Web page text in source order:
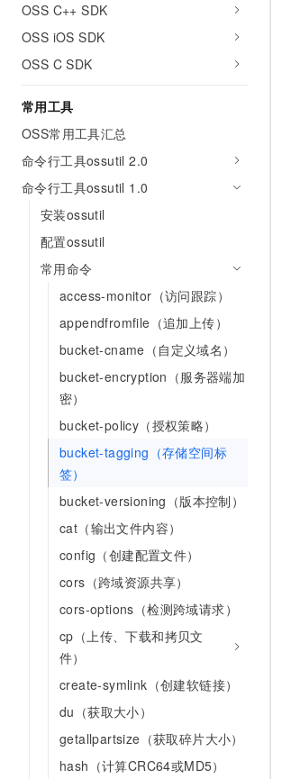
OSS C++ SDK
OSS iOS SDK
OSS C SDK
常用工具
OSS常用工具汇总
命令行工具ossutil 2.0
命令行工具ossutil 1.0
安装ossutil
配置ossutil
常用命令
access-monitor（访问跟踪）
appendfromfile（追加上传）
bucket-cname（自定义域名）
bucket-encryption（服务器端加
密）
bucket-policy（授权策略）
bucket-tagging（存储空间标
签）
bucket-versioning（版本控制）
cat（输出文件内容）
config（创建配置文件）
cors（跨域资源共享）
cors-options（检测跨域请求）
cp（上传、下载和拷贝文
件）
create-symlink（创建软链接）
du（获取大小）
getallpartsize（获取碎片大小）
hash（计算CRC64或MD5）